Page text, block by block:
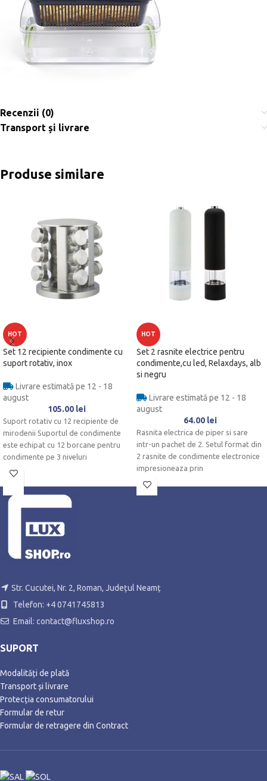
Recenzii (0)
Transport și livrare
Produse similare
HOT
Set 12 recipiente condimente cu
suport rotativ, inox
Livrare estimată pe 12 - 18
august
105.00 lei
Suport rotativ cu 12 recipiente de
mirodenii Suportul de condimente
este echipat cu 12 borcane pentru
condimente pe 3 niveluri
HOT
Set 2 rasnite electrice pentru
condimente,cu led, Relaxdays, alb
si negru
Livrare estimată pe 12 - 18
august
64.00 lei
Rasnita electrica de piper si sare
intr-un pachet de 2. Setul format din
2 rasnite de condimente electronice
impresioneaza prin
Str. Cucutei, Nr. 2, Roman, Județul Neamț
Telefon: +4 0741745813
Email: contact@fluxshop.ro
SUPORT
Modalități de plată
Transport și livrare
Protecția consumatorului
Formular de retur
Formular de retragere din Contract